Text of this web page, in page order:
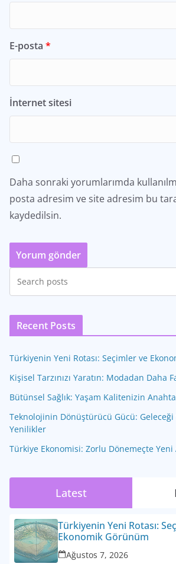
E-posta *
İnternet sitesi
Daha sonraki yorumlarımda
posta adresim ve site adresim bu
kaydedilsin.
Recent Posts
Türkiyenin Yeni Rotası: Seçimler ve
Kişisel Tarzınızı Yaratın: Modadan Daha
Bütünsel Sağlık: Yaşam Kalitenizin
Teknolojinin Dönüştürücü Gücü:
Yenilikler
Türkiye Ekonomisi: Zorlu Dönemeçte Yeni
Latest
Türkiyenin Yeni Rotası:
Ekonomik Görünüm
Ağustos 7, 2026